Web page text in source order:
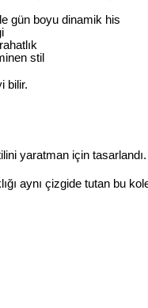
gün boyu dinamik his
stil
bilir.
yaratman için tasarlandı.
aynı çizgide tutan bu